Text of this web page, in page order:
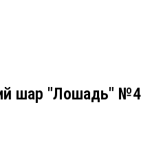
шар "Лошадь" №4